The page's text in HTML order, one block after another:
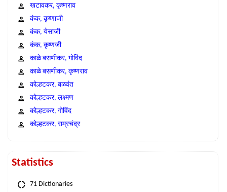
खटावकर, कृष्णराव
कंक, कृष्णाजी
कंक, येसाजी
कंक, कृष्णजी
काळे बसणीकर, गोविंद
काळे बसणीकर, कृष्णराव
कोल्हटकर, बळवंत
कोल्हटकर, लक्ष्मण
कोल्हटकर, गोविंद
कोल्हटकर, राम्रचंद्र
Statistics
71 Dictionaries